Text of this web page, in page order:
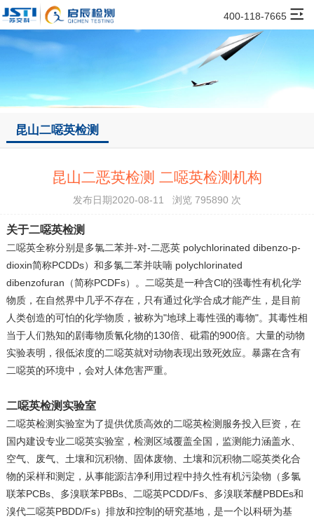
400-118-7665
昆山二噁英检测
昆山二恶英检测 二噁英检测机构
发布日期2020-08-11 浏览 795890 次
关于二噁英检测
二噁英全称分别是多氯二苯并-对-二恶英 polychlorinated dibenzo-p-
dioxin简称PCDDs）和多氯二苯并呋喃 polychlorinated
dibenzofuran（简称PCDFs）。二噁英是一种含Cl的强毒性有机化学
物质，在自然界中几乎不存在，只有通过化学合成才能产生，是目前
人类创造的可怕的化学物质，被称为"地球上毒性强的毒物"。其毒性相
当于人们熟知的剧毒物质氰化物的130倍、砒霜的900倍。大量的动物
实验表明，很低浓度的二噁英就对动物表现出致死效应。暴露在含有
二噁英的环境中，会对人体危害严重。
二噁英检测实验室
二噁英检测实验室为了提供优质高效的二噁英检测服务投入巨资，在
国内建设专业二噁英实验室，检测区域覆盖全国，监测能力涵盖水、
空气、废气、土壤和沉积物、固体废物、土壤和沉积物二噁英类化合
物的采样和测定，从事能源洁净利用过程中持久性有机污染物（多氯
联苯PCBs、多溴联苯PBBs、二噁英PCDD/Fs、多溴联苯醚PBDEs和
溴代二噁英PBDD/Fs）排放和控制的研究基地，是一个以科研为基